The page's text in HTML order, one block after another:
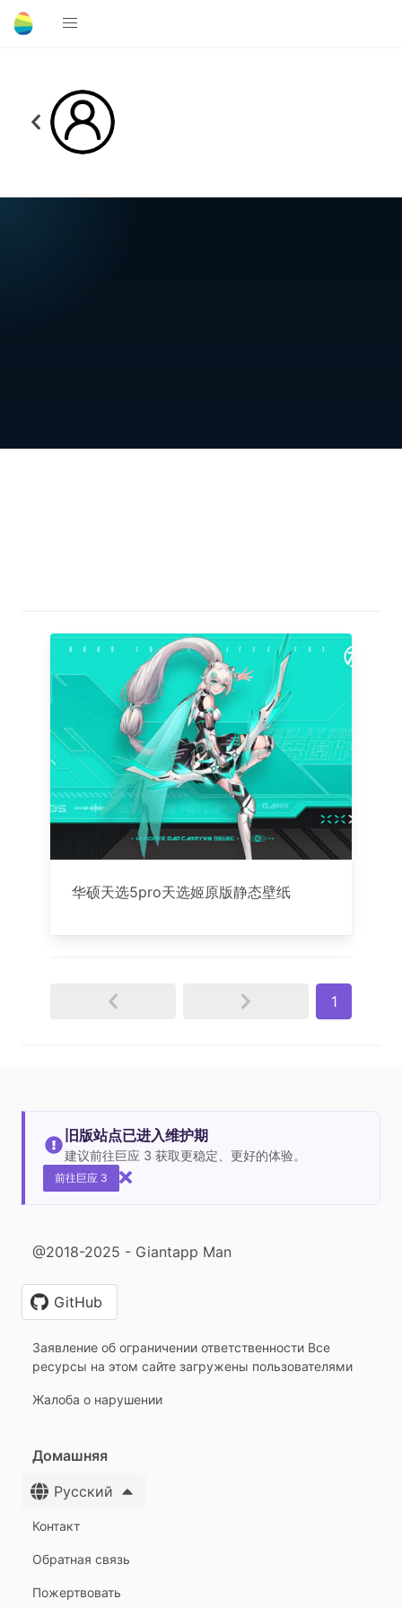
华硕天选5pro天选姬原版静态壁纸
1
旧版站点已进入维护期
建议前往巨应 3 获取更稳定、更好的体验。
前往巨应 3
@2018-2025 - Giantapp Man
GitHub
Заявление об ограничении ответственности Все
ресурсы на этом сайте загружены пользователями
Жалоба о нарушении
Домашняя
Русский
Контакт
Обратная связь
Пожертвовать